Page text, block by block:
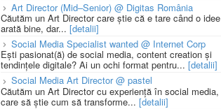
Art Director (Mid–Senior) @ Digitas România
Căutăm un Art Director care știe că e tare când o idee
arată bine, dar... [detalii]
Social Media Specialist wanted @ Internet Corp
Ești pasionat(ă) de social media, content creation și
tendințele digitale? Ai un ochi format pentru... [detalii]
Social Media Art Director @ pastel
Căutăm un Art Director cu experiență în social media,
care să știe cum să transforme... [detalii]